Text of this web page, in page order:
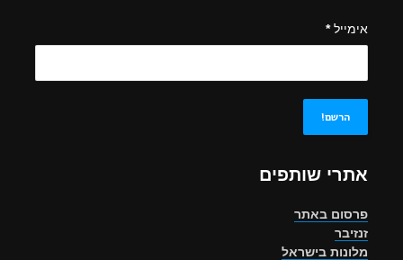
אימייל*
אתרי שותפים
פרסום באתר
זנזיבר
מלונות בישראל